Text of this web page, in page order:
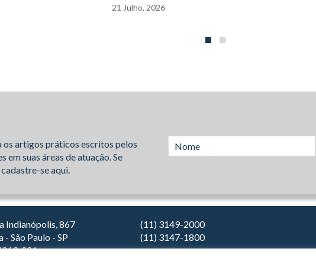
21 Julho, 2026
os artigos práticos escritos pelos
suas áreas de atuação. Se
se aqui.
Indianópolis, 867
- São Paulo - SP
001
(11) 3149-2000
(11) 3147-1800